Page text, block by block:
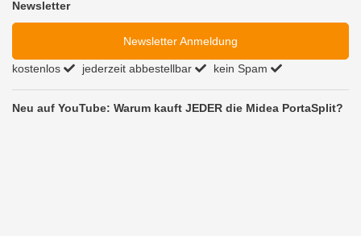
Newsletter
Newsletter Anmeldung
kostenlos jederzeit abbestellbar kein Spam
Neu auf YouTube: Warum kauft JEDER die Midea PortaSplit?